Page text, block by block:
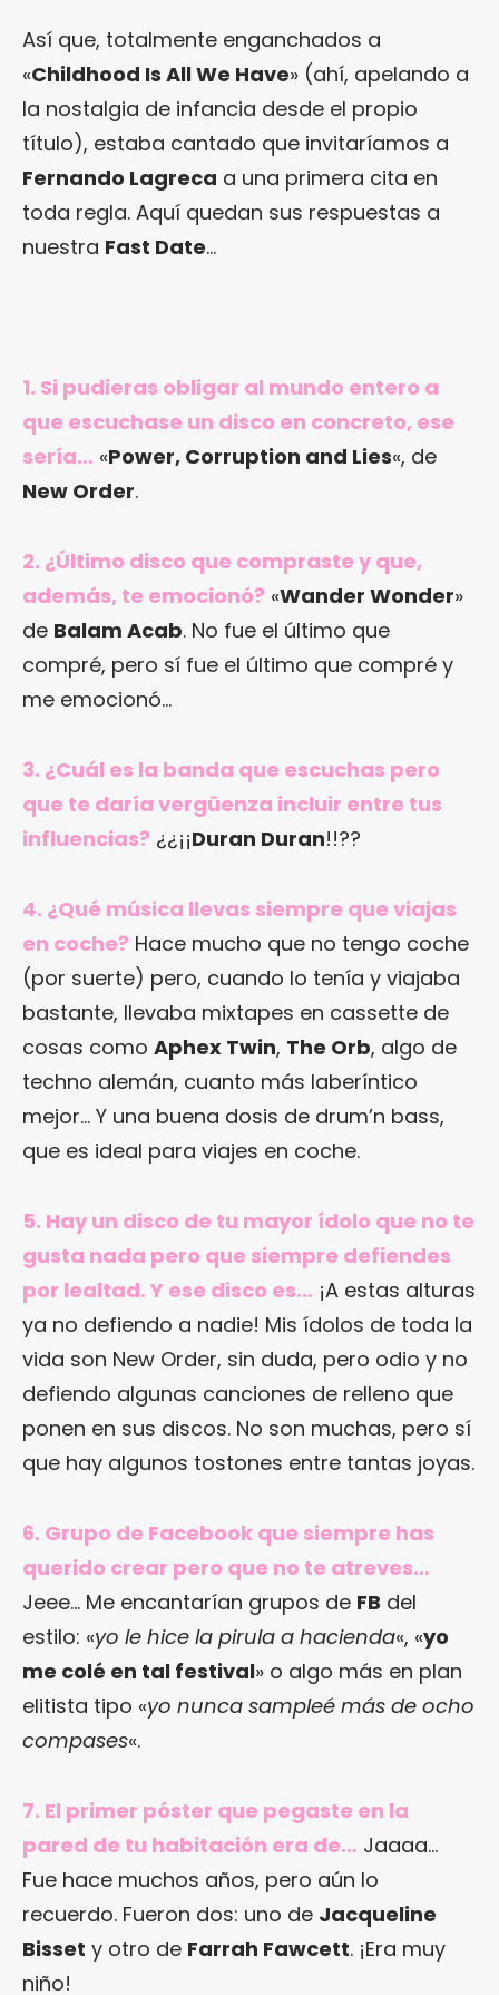
Así que, totalmente enganchados a
«Childhood Is All We Have» (ahí, apelando a
la nostalgia de infancia desde el propio
título), estaba cantado que invitaríamos a
Fernando Lagreca a una primera cita en
toda regla. Aquí quedan sus respuestas a
nuestra Fast Date…
1. Si pudieras obligar al mundo entero a
que escuchase un disco en concreto, ese
sería… «Power, Corruption and Lies«, de
New Order.
2. ¿Último disco que compraste y que,
además, te emocionó? «Wander Wonder»
de Balam Acab. No fue el último que
compré, pero sí fue el último que compré y
me emocionó…
3. ¿Cuál es la banda que escuchas pero
que te daría vergüenza incluir entre tus
influencias? ¿¿¡¡Duran Duran!!??
4. ¿Qué música llevas siempre que viajas
en coche? Hace mucho que no tengo coche
(por suerte) pero, cuando lo tenía y viajaba
bastante, llevaba mixtapes en cassette de
cosas como Aphex Twin, The Orb, algo de
techno alemán, cuanto más laberíntico
mejor… Y una buena dosis de drum’n bass,
que es ideal para viajes en coche.
5. Hay un disco de tu mayor ídolo que no te
gusta nada pero que siempre defiendes
por lealtad. Y ese disco es… ¡A estas alturas
ya no defiendo a nadie! Mis ídolos de toda la
vida son New Order, sin duda, pero odio y no
defiendo algunas canciones de relleno que
ponen en sus discos. No son muchas, pero sí
que hay algunos tostones entre tantas joyas.
6. Grupo de Facebook que siempre has
querido crear pero que no te atreves…
Jeee… Me encantarían grupos de FB del
estilo: «yo le hice la pirula a hacienda«, «yo
me colé en tal festival» o algo más en plan
elitista tipo «yo nunca sampleé más de ocho
compases«.
7. El primer póster que pegaste en la
pared de tu habitación era de… Jaaaa…
Fue hace muchos años, pero aún lo
recuerdo. Fueron dos: uno de Jacqueline
Bisset y otro de Farrah Fawcett. ¡Era muy
niño!